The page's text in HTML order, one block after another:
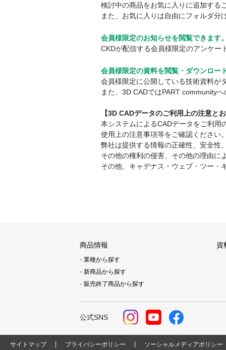
検討中の商品をお気に入りに追加する
また、お気に入りは自由にフォルダ
会員様限定のお知らせを閲覧できます
CKDが配信する会員様限定のアンケー
会員様限定の資料を閲覧・ダウンロー
会員様限定に公開している技術資料が
また、3D CADではPART community
【3D CADデータのご利用上の注意と
本システムによるCADデータをご利用
使用上の注意事項等をご確認ください
弊社は提供する情報の正確性、安全性
その他の権利の侵害、その他の理由に
その他、キャデナス・ウェブ・ツー・
商品情報
業種から探す
新商品から探す
販売終了商品から探す
資
公式SNS
サイトマップ プライバシーポリシー ソーシャルメディアポリシー